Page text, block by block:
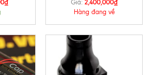
₫
Giá: 2,400,000₫
Hàng đang về